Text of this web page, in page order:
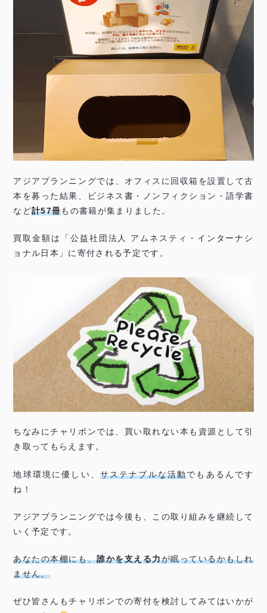
アジアプランニングでは、オフィスに回収箱を設置して古
本を募った結果、ビジネス書・ノンフィクション・語学書
など計57冊もの書籍が集まりました。
買取金額は「公益社団法人 アムネスティ・インターナシ
ョナル日本」に寄付される予定です。
ちなみにチャリボンでは、買い取れない本も資源として引
き取ってもらえます。
地球環境に優しい、 サステナブルな活動でもあるんです
ね！
アジアプランニングでは今後も、この取り組みを継続して
いく予定です。
あなたの本棚にも、誰かを支える力が眠っているかもしれ
ません。
ぜひ皆さんもチャリボンでの寄付を検討してみてはいかが